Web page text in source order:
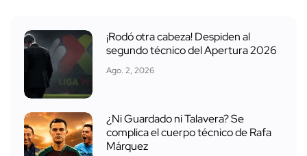
¡Rodó otra cabeza! Despiden al
segundo técnico del Apertura 2026
Ago. 2, 2026
¿Ni Guardado ni Talavera? Se
complica el cuerpo técnico de Rafa
Márquez